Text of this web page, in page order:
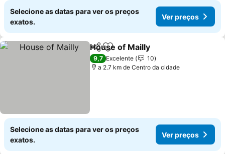
Selecione as datas para ver os preços
exatos.
Ver preços
PartilharAdicionar aos favoritos
House of Mailly
9,7 Excelente
10
a 2.7 km de Centro da cidade
Selecione as datas para ver os preços
exatos.
Ver preços